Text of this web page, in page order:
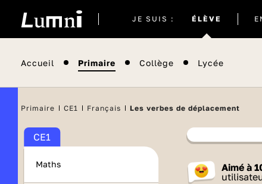
JE SUIS : ÉLÈVE
actuel
Accueil Primaire Collège Lycée
Primaire CE1 Français Les verbes de déplacement
CE1
Maths Aimé à